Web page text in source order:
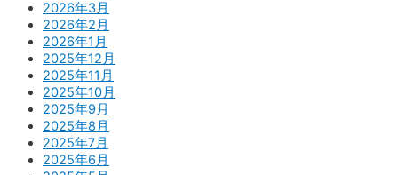
2026年3月
2026年2月
2026年1月
2025年12月
2025年11月
2025年10月
2025年9月
2025年8月
2025年7月
2025年6月